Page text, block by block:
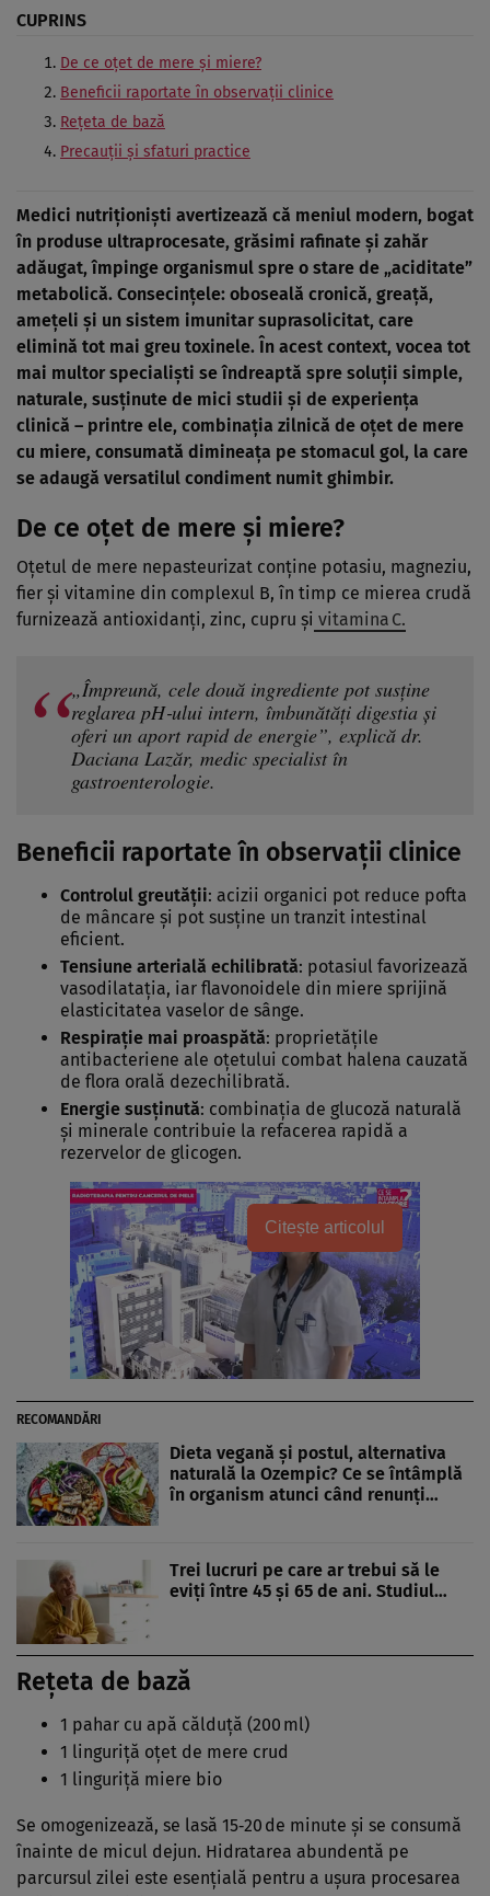
CUPRINS
De ce oțet de mere și miere?
Beneficii raportate în observații clinice
Rețeta de bază
Precauții și sfaturi practice
Medici nutriționiști avertizează că meniul modern, bogat
în produse ultraprocesate, grăsimi rafinate și zahăr
adăugat, împinge organismul spre o stare de „aciditate”
metabolică. Consecințele: oboseală cronică, greață,
amețeli și un sistem imunitar suprasolicitat, care
elimină tot mai greu toxinele. În acest context, vocea tot
mai multor specialiști se îndreaptă spre soluții simple,
naturale, susținute de mici studii și de experiența
clinică – printre ele, combinația zilnică de oțet de mere
cu miere, consumată dimineața pe stomacul gol, la care
se adaugă versatilul condiment numit ghimbir.
De ce oțet de mere și miere?
Oțetul de mere nepasteurizat conține potasiu, magneziu,
fier și vitamine din complexul B, în timp ce mierea crudă
furnizează antioxidanți, zinc, cupru și vitamina C.
„Împreună, cele două ingrediente pot susține
reglarea pH‑ului intern, îmbunătăți digestia și
oferi un aport rapid de energie”, explică dr.
Daciana Lazăr, medic specialist în
gastroenterologie.
Beneficii raportate în observații clinice
Controlul greutății: acizii organici pot reduce pofta
de mâncare și pot susține un tranzit intestinal
eficient.
Tensiune arterială echilibrată: potasiul favorizează
vasodilatația, iar flavonoidele din miere sprijină
elasticitatea vaselor de sânge.
Respirație mai proaspătă: proprietățile
antibacteriene ale oțetului combat halena cauzată
de flora orală dezechilibrată.
Energie susținută: combinația de glucoză naturală
și minerale contribuie la refacerea rapidă a
rezervelor de glicogen.
Citește articolul
RECOMANDĂRI
Dieta vegană și postul, alternativa
naturală la Ozempic? Ce se întâmplă
în organism atunci când renunți…
Trei lucruri pe care ar trebui să le
eviți între 45 și 65 de ani. Studiul…
Rețeta de bază
1 pahar cu apă călduță (200 ml)
1 linguriță oțet de mere crud
1 linguriță miere bio
Se omogenizează, se lasă 15‑20 de minute și se consumă
înainte de micul dejun. Hidratarea abundentă pe
parcursul zilei este esențială pentru a ușura procesarea